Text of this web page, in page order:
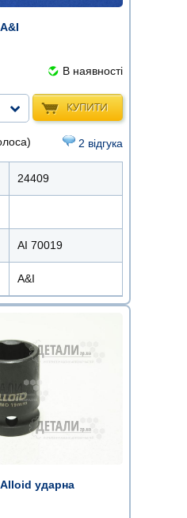
В наявності
КУПИТИ
2 відгука
24409
AI 70019
A&I
ударна